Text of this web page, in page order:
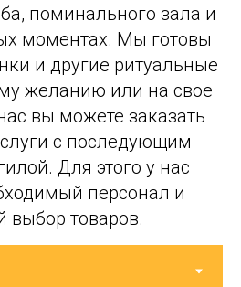
поминального зала и
моментах. Мы готовы
и другие ритуальные
желанию или на свое
вы можете заказать
с последующим
Для этого у нас
персонал и
выбор товаров.